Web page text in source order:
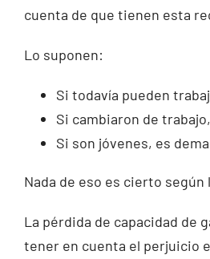
cuenta de que tienen esta
Lo suponen:
Si todavía pueden
Si cambiaron de
Si son jóvenes, es
Nada de eso es cierto según
La pérdida de capacidad de
tener en cuenta el perjuicio